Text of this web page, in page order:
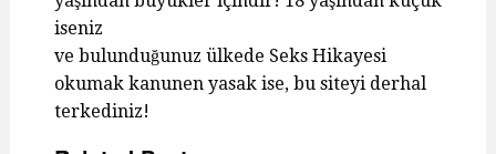
iseniz
ve bulunduğunuz ülkede Seks Hikayesi
okumak kanunen yasak ise, bu siteyi derhal
terkediniz!